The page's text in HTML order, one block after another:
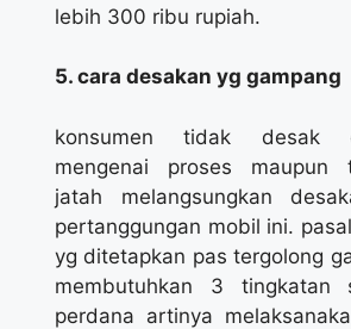
lebih 300 ribu rupiah.
5. cara desakan yg gampang
konsumen tidak desak
mengenai proses maupun
jatah melangsungkan
pertanggungan mobil ini.
yg ditetapkan pas tergolong
membutuhkan 3 tingkatan
perdana artinya